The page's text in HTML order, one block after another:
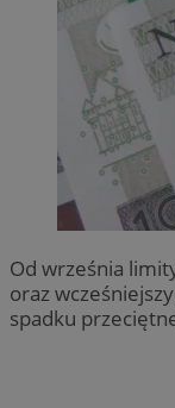
Od września
oraz
spadku